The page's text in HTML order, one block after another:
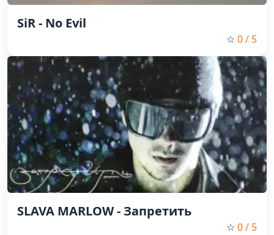
SiR - No Evil
☆ 0/ 5
SLAVA MARLOW - Запретить
☆ 0/ 5